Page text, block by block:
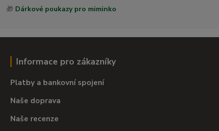
🎁 Dárkové poukazy pro miminko
Informace pro zákazníky
Platby a bankovní spojení
Naše doprava
Naše recenze